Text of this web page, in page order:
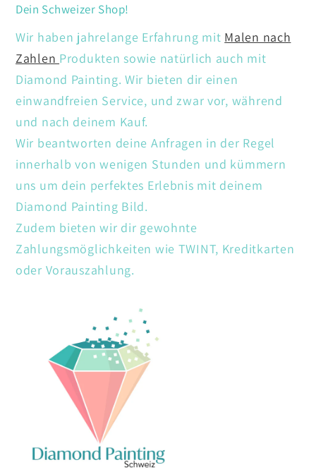
Dein Schweizer Shop!
Wir haben jahrelange Erfahrung mit Malen nach
Zahlen Produkten sowie natürlich auch mit
Diamond Painting. Wir bieten dir einen
einwandfreien Service, und zwar vor, während
und nach deinem Kauf.
Wir beantworten deine Anfragen in der Regel
innerhalb von wenigen Stunden und kümmern
uns um dein perfektes Erlebnis mit deinem
Diamond Painting Bild.
Zudem bieten wir dir gewohnte
Zahlungsmöglichkeiten wie TWINT, Kreditkarten
oder Vorauszahlung.